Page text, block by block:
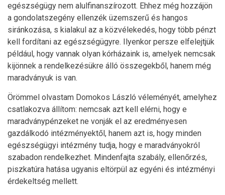
egészségügy nem alulfinanszírozott. Ehhez még hozzájön
a gondolatszegény ellenzék üzemszerű és hangos
siránkozása, s kialakul az a közvélekedés, hogy több pénzt
kell fordítani az egészségügyre. Ilyenkor persze elfelejtjük
például, hogy vannak olyan kórházaink is, amelyek nemcsak
kijönnek a rendelkezésükre álló összegekből, hanem még
maradványuk is van.
Örömmel olvastam Domokos László véleményét, amelyhez
csatlakozva állítom: nemcsak azt kell elérni, hogy e
maradványpénzeket ne vonják el az eredményesen
gazdálkodó intézményektől, hanem azt is, hogy minden
egészségügyi intézmény tudja, hogy e maradványokról
szabadon rendelkezhet. Mindenfajta szabály, ellenőrzés,
piszkatúra hatása ugyanis eltörpül az egyéni és intézményi
érdekeltség mellett.